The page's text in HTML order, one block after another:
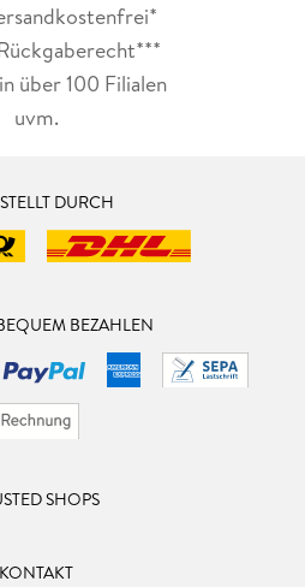
über 100 Filialen
uvm.
DURCH
BEZAHLEN
SHOPS
KONTAKT